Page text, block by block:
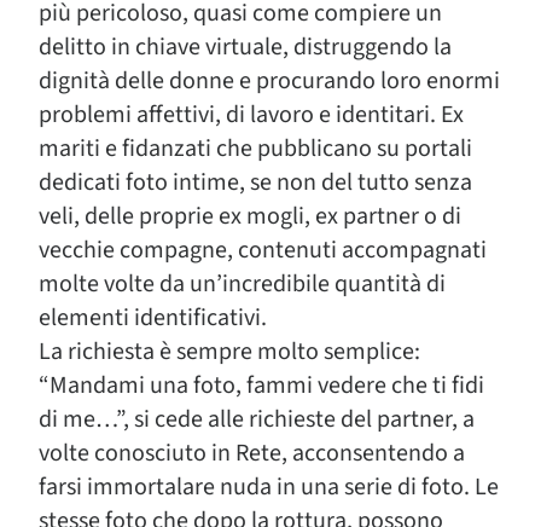
più pericoloso, quasi come compiere un
delitto in chiave virtuale, distruggendo la
dignità delle donne e procurando loro enormi
problemi affettivi, di lavoro e identitari. Ex
mariti e fidanzati che pubblicano su portali
dedicati foto intime, se non del tutto senza
veli, delle proprie ex mogli, ex partner o di
vecchie compagne, contenuti accompagnati
molte volte da un’incredibile quantità di
elementi identificativi.
La richiesta è sempre molto semplice:
“Mandami una foto, fammi vedere che ti fidi
di me…”, si cede alle richieste del partner, a
volte conosciuto in Rete, acconsentendo a
farsi immortalare nuda in una serie di foto. Le